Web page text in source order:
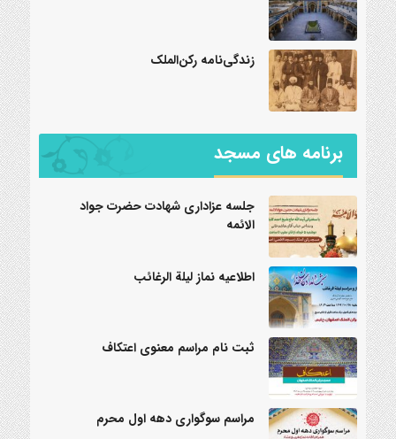
زندگی‌نامه رکن‌الملک
برنامه های مسجد
جلسه عزاداری شهادت حضرت جواد
الائمه
اطلاعیه نماز لیلة الرغائب
ثبت نام مراسم معنوی اعتکاف
مراسم سوگواری دهه اول محرم